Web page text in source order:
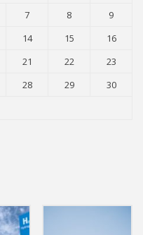
7 8
9
14 15
16
21 22
23
28 29
30